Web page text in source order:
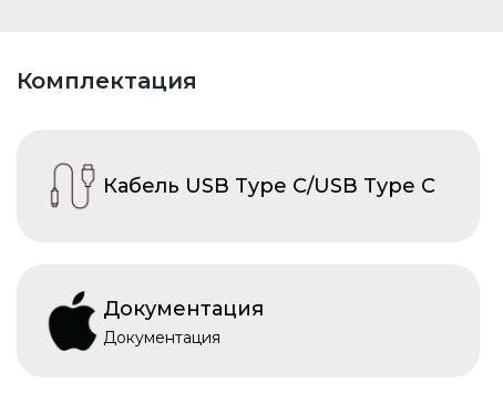
Комплектация
Кабель USB Type C/USB Type C
Документация
Документация